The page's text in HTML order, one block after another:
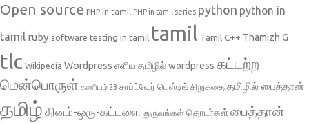
Open source PHP in tamil PHP in tamil series python python in
tamil ruby software testing in tamil tamil Tamil C++ Thamizh G
tlc Wikipedia Wordpress எளிய தமிழில் wordpress கட்டற்ற
மென்பொருள் கணியம் 23 சாப்ட்வேர் டெஸ்டிங் சிறுகதை தமிழில் பைத்தான்
தமிழ் தினம்-ஒரு-கட்டளை துருவங்கள் தொடர்கள்பைத்தான்